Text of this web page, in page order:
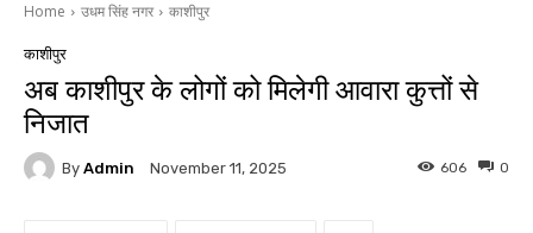
Home उधम सिंह नगर काशीपुर
काशीपुर
अब काशीपुर के लोगों को मिलेगी आवारा कुत्तों से
निजात
By Admin November 11, 2025 0
606